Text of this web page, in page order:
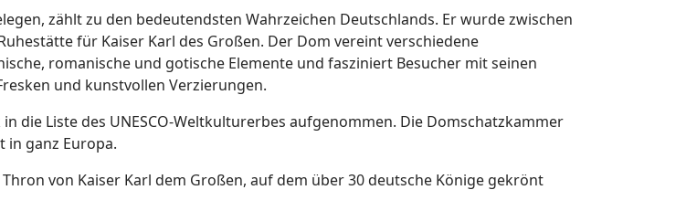
zählt zu den bedeutendsten Wahrzeichen Deutschlands. Er wurde zwischen
für Kaiser Karl des Großen. Der Dom vereint verschiedene
romanische und gotische Elemente und fasziniert Besucher mit seinen
und kunstvollen Verzierungen.
die Liste des UNESCO-Weltkulturerbes aufgenommen. Die Domschatzkammer
in ganz Europa.
von Kaiser Karl dem Großen, auf dem über 30 deutsche Könige gekrönt